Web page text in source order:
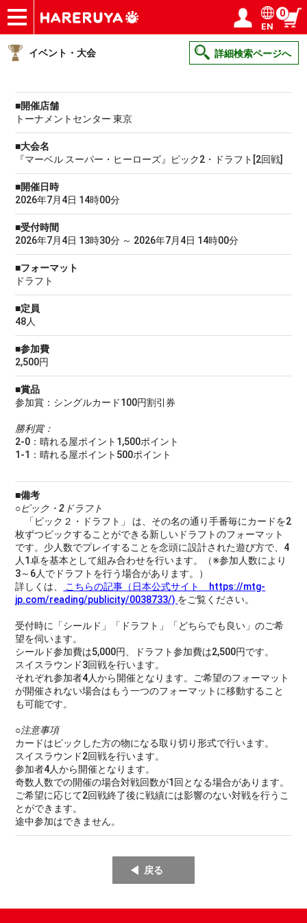
ショップ
買取
記事
デッキ検索
デッキ構築
選手一覧
店舗一覧
イベント
ヘルプ
お問い合わせ ログイン／会員登録
EN
0
イベント・大会 詳細検索ページへ
■開催店舗
トーナメントセンター 東京
■大会名
『マーベル スーパー・ヒーローズ』ピック2・ドラフト[2回戦]
■開催日時
2026年7月4日 14時00分
■受付時間
2026年7月4日 13時30分 ～ 2026年7月4日 14時00分
■フォーマット
ドラフト
■定員
48人
■参加費
2,500円
■賞品
参加賞：シングルカード100円割引券
勝利賞：
2-0：晴れる屋ポイント1,500ポイント
1-1：晴れる屋ポイント500ポイント
■備考
○ピック・2ドラフト
「ピック２・ドラフト」 は、その名の通り手番毎にカードを2
枚ずつピックすることができる新しいドラフトのフォーマット
です。少人数でプレイすることを念頭に設計された遊び方で、4
人1卓を基本として組み合わせを行います。（※参加人数により
3～6人でドラフトを行う場合があります。）
詳しくは、
こちらの記事（日本公式サイト https://mtg-
jp.com/reading/publicity/0038733/) をご覧ください。
受付時に「シールド」「ドラフト」「どちらでも良い」のご希
望を伺います。
シールド参加費は5,000円、ドラフト参加費は2,500円です。
スイスラウンド3回戦を行います。
それぞれ参加者4人から開催となります。ご希望のフォーマット
が開催されない場合はもう一つのフォーマットに移動すること
も可能です。
○注意事項
カードはピックした方の物になる取り切り形式で行います。
スイスラウンド2回戦を行います。
参加者4人から開催となります。
奇数人数での開催の場合対戦回数が1回となる場合があります。
ご希望に応じて2回戦終了後に戦績には影響のない対戦を行うこ
とができます。
途中参加はできません。
戻る